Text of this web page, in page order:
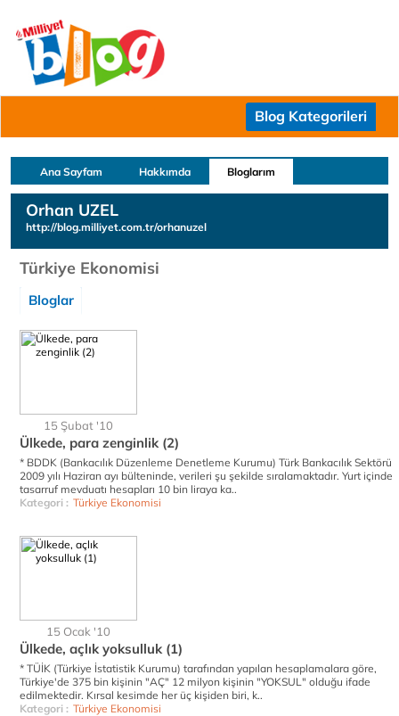
Blog Kategorileri
Ana Sayfam Hakkımda Bloglarım
Orhan UZEL
http://blog.milliyet.com.tr/orhanuzel
Türkiye Ekonomisi
Bloglar
15 Şubat '10
Ülkede, para zenginlik (2)
* BDDK (Bankacılık Düzenleme Denetleme Kurumu) Türk Bankacılık Sektörü
2009 yılı Haziran ayı bülteninde, verileri şu şekilde sıralamaktadır. Yurt içinde
tasarruf mevduatı hesapları 10 bin liraya ka..
Kategori : Türkiye Ekonomisi
15 Ocak '10
Ülkede, açlık yoksulluk (1)
* TÜİK (Türkiye İstatistik Kurumu) tarafından yapılan hesaplamalara göre,
Türkiye'de 375 bin kişinin "AÇ" 12 milyon kişinin "YOKSUL" olduğu ifade
edilmektedir. Kırsal kesimde her üç kişiden biri, k..
Kategori : Türkiye Ekonomisi